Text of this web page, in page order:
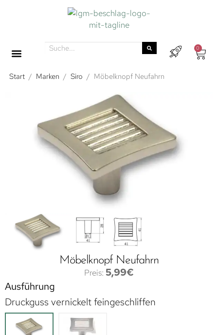
0
Start / Marken / Siro / Möbelknopf Neufahrn
Möbelknopf Neufahrn
5,99€
Ausführung
Druckguss vernickelt feingeschliffen